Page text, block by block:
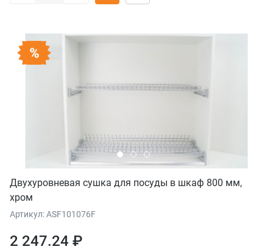
Двухуровневая сушка для посуды в шкаф 800 мм,
хром
Артикул: ASF101076F
2 247.24 ₽